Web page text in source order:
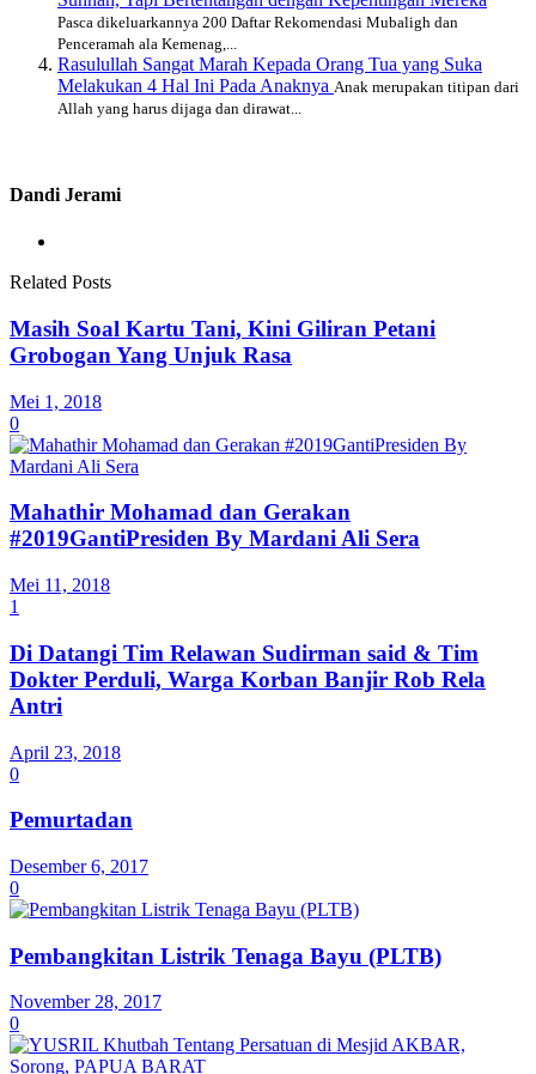
Pasca dikeluarkannya 200 Daftar Rekomendasi Mubaligh dan
Penceramah ala Kemenag,...
Rasulullah Sangat Marah Kepada Orang Tua yang Suka
Melakukan 4 Hal Ini Pada Anaknya Anak merupakan titipan dari
Allah yang harus dijaga dan dirawat...
Dandi Jerami
Related Posts
Masih Soal Kartu Tani, Kini Giliran Petani
Grobogan Yang Unjuk Rasa
Mei 1, 2018
0
Mahathir Mohamad dan Gerakan
#2019GantiPresiden By Mardani Ali Sera
Mei 11, 2018
1
Di Datangi Tim Relawan Sudirman said & Tim
Dokter Perduli, Warga Korban Banjir Rob Rela
Antri
April 23, 2018
0
Pemurtadan
Desember 6, 2017
0
Pembangkitan Listrik Tenaga Bayu (PLTB)
November 28, 2017
0